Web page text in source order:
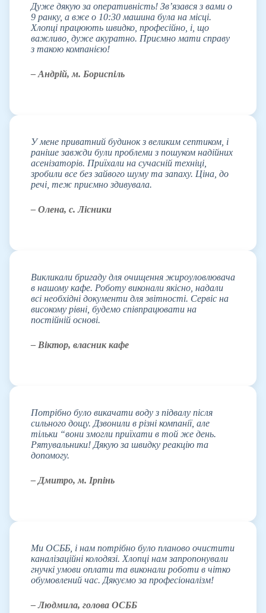
Дуже дякую за оперативність! Зв’язався з вами о
9 ранку, а вже о 10:30 машина була на місці.
Хлопці працюють швидко, професійно, і, що
важливо, дуже акуратно. Приємно мати справу
з такою компанією!
– Андрій, м. Бориспіль
У мене приватний будинок з великим септиком, і
раніше завжди були проблеми з пошуком надійних
асенізаторів. Приїхали на сучасній техніці,
зробили все без зайвого шуму та запаху. Ціна, до
речі, теж приємно здивувала.
– Олена, с. Лісники
Викликали бригаду для очищення жироуловлювача
в нашому кафе. Роботу виконали якісно, надали
всі необхідні документи для звітності. Сервіс на
високому рівні, будемо співпрацювати на
постійній основі.
– Віктор, власник кафе
Потрібно було викачати воду з підвалу після
сильного дощу. Дзвонили в різні компанії, але
тільки “вони змогли приїхати в той же день.
Рятувальники! Дякую за швидку реакцію та
допомогу.
– Дмитро, м. Ірпінь
Ми ОСББ, і нам потрібно було планово очистити
каналізаційні колодязі. Хлопці нам запропонували
гнучкі умови оплати та виконали роботи в чітко
обумовлений час. Дякуємо за професіоналізм!
– Людмила, голова ОСББ